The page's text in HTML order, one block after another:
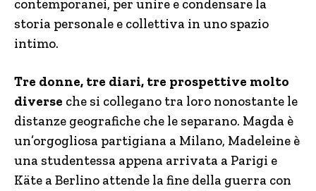
contemporanei, per unire e condensare la
storia personale e collettiva in uno spazio
intimo.
Tre donne, tre diari, tre prospettive molto
diverse che si collegano tra loro nonostante le
distanze geografiche che le separano. Magda è
un’orgogliosa partigiana a Milano, Madeleine è
una studentessa appena arrivata a Parigi e
Käte a Berlino attende la fine della guerra con